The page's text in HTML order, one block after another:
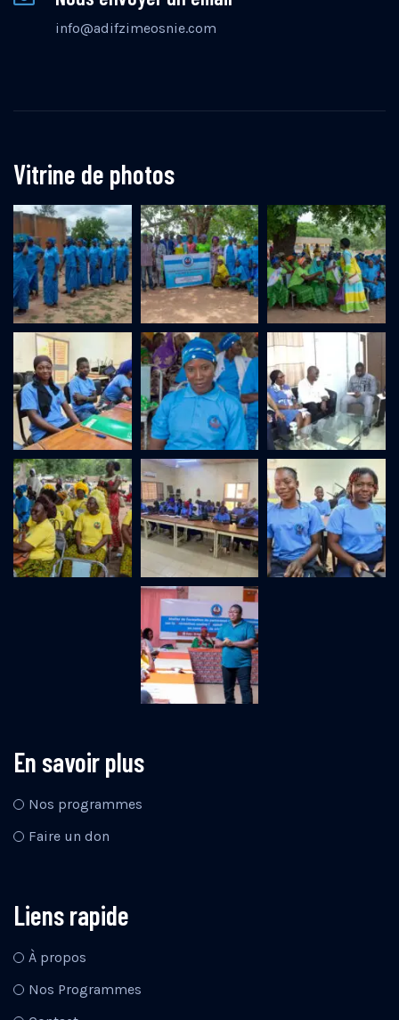
info@adifzimeosnie.com
Vitrine de photos
En savoir plus
Nos programmes
Faire un don
Liens rapide
À propos
Nos Programmes